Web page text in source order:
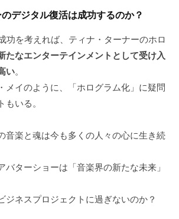
デジタル復活は成功するのか？
功を考えれば、ティナ・ターナーのホロ
たなエンターテインメントとして受け入
い。
メイのように、「ホログラム化」に疑問
もいる。
音楽と魂は今も多くの人々の心に生き続
バターショーは「音楽界の新たな未来」
ジネスプロジェクトに過ぎないのか？